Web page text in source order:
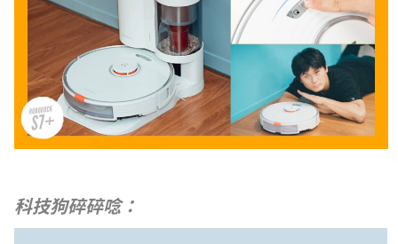
科技狗碎碎唸：